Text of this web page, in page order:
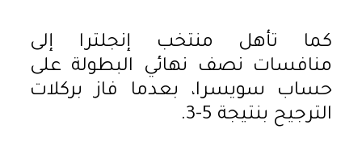
كما تأهل منتخب إنجلترا إلى
منافسات نصف نهائي البطولة على
حساب سويسرا، بعدما فاز بركلات
الترجيح بنتيجة 5-3.